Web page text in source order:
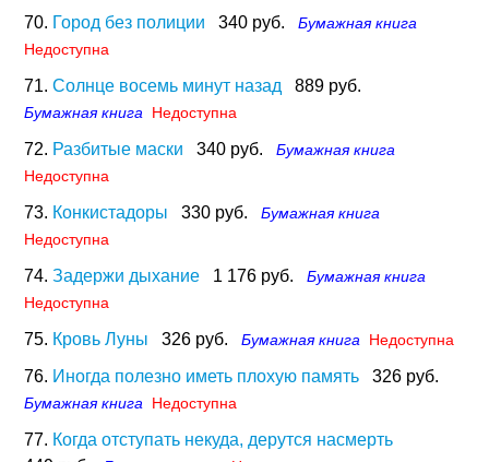
70. Город без полиции 340 руб.
Бумажная книга
Недоступна
71. Солнце восемь минут назад 889 руб.
Бумажная книга Недоступна
72. Разбитые маски 340 руб.
Бумажная книга
Недоступна
73. Конкистадоры 330 руб.
Бумажная книга
Недоступна
74. Задержи дыхание 1 176 руб.
Бумажная книга
Недоступна
75. Кровь Луны 326 руб. Бумажная книга Недоступна
76. Иногда полезно иметь плохую память 326 руб.
Бумажная книга Недоступна
77. Когда отступать некуда, дерутся насмерть